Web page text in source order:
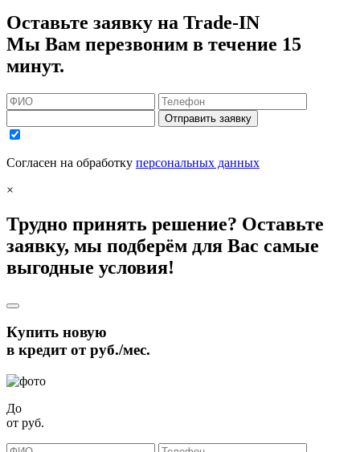
Оставьте заявку на Trade-IN
Мы Вам перезвоним в течение 15
минут.
Отправить заявку
Согласен на обработку персональных данных
×
Трудно принять решение? Оставьте
заявку, мы подберём для Вас самые
выгодные условия!
Купить новую
в кредит отруб./мес.
До
от руб.